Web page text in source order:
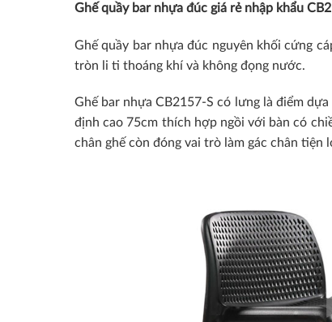
Ghế quầy bar nhựa đúc giá rẻ nhập khẩu
Ghế quầy bar nhựa đúc nguyên khối cứng
tròn li ti thoáng khí và không đọng nước.
Ghế bar nhựa CB2157-S có lưng là điểm
định cao 75cm thích hợp ngồi với bàn có
chân ghế còn đóng vai trò làm gác chân tiện